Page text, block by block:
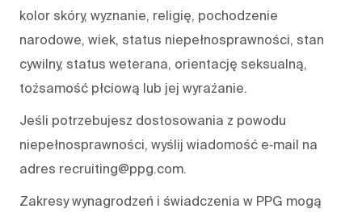
kolor skóry, wyznanie, religię, pochodzenie
narodowe, wiek, status niepełnosprawności, stan
cywilny, status weterana, orientację seksualną,
tożsamość płciową lub jej wyrażanie.
Jeśli potrzebujesz dostosowania z powodu
niepełnosprawności, wyślij wiadomość e‑mail na
adres recruiting@ppg.com.
Zakresy wynagrodzeń i świadczenia w PPG mogą